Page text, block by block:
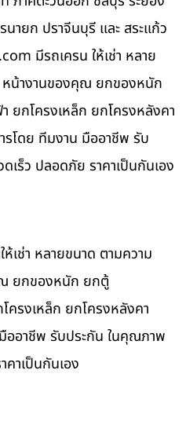
นายก ปราจีนบุรี และ สระแก้ว
มีรถเครน ให้เช่า หลาย
หน้างานของคุณ ยกของหนัก
ยกโครงเหล็ก ยกโครงหลังคา
โดย ทีมงาน มืออาชีพ รับ
เร็ว ปลอดภัย ราคาเป็นกันเอง
ห้เช่า หลายขนาด ตามความ
ยกของหนัก ยกตู้
ครงเหล็ก ยกโครงหลังคา
ออาชีพ รับประกัน ในคุณภาพ
คาเป็นกันเอง